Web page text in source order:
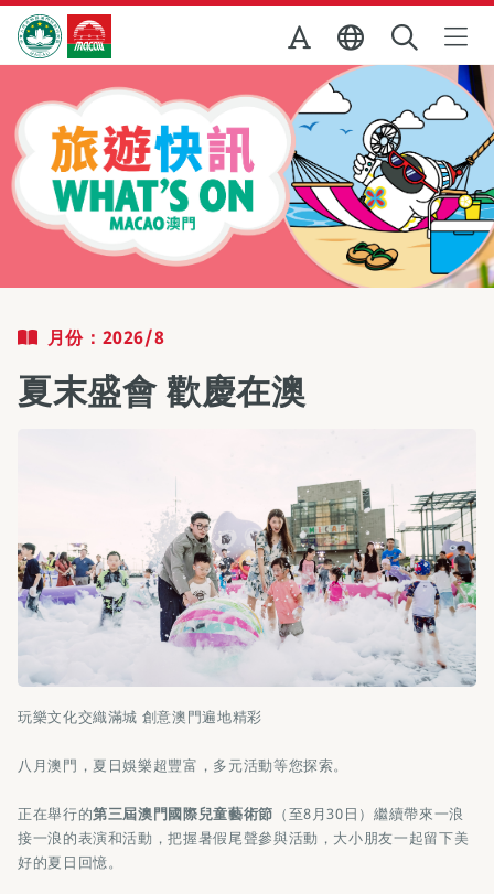
跳至主内容
澳門特別行政區政府旅遊局
月份：2026/8
夏末盛會 歡慶在澳
玩樂文化交織滿城 創意澳門遍地精彩
八月澳門，夏日娛樂超豐富，多元活動等您探索。
正在舉行的第三屆澳門國際兒童藝術節 （至8月30日）繼續帶來一浪
接一浪的表演和活動，把握暑假尾聲參與活動，大小朋友一起留下美
好的夏日回憶。